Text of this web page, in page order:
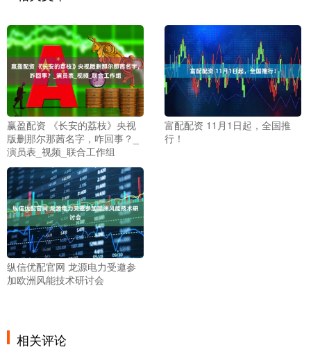
赢盈配资 《长安的荔枝》央视
版删那尔那茜名字，咋回事？_
演员表_视频_联合工作组
富配配资 11月1日起，全国推
行！
纵信优配官网 龙源电力受邀参
加欧洲风能技术研讨会
相关评论